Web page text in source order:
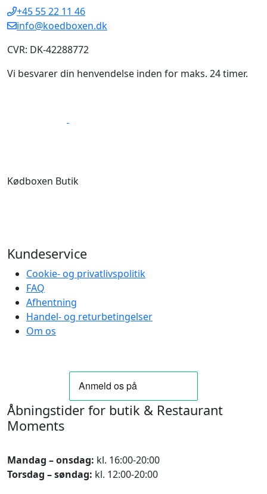
+45 55 22 11 46
info@koedboxen.dk
CVR: DK-42288772
Vi besvarer din henvendelse inden for maks. 24 timer.
Kødboxen Butik
Kundeservice
Cookie- og privatlivspolitik
FAQ
Afhentning
Handel- og returbetingelser
Om os
Åbningstider for butik & Restaurant
Moments
Mandag – onsdag: kl. 16:00-20:00
Torsdag – søndag: kl. 12:00-20:00